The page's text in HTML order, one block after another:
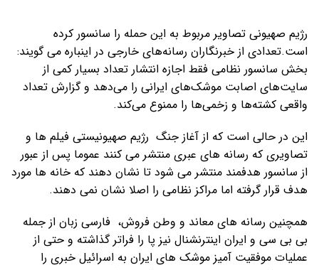
رژیم صهیونی تصاویر مربوط به این حمله را سانسور کرده
است.تعدادی از خبرنگاران رسانه‌های خارجی در اینباره می گویند:
بخش سانسور نظامی فقط اجازه انتشار تعداد بسیار کمی از
سایت‌های اصابت موشک‌های ایرانی را می‌دهد و گزارش تعداد
واقعی کشته‌ها و زخمی‌ها را ممنوع می‌کند.
این در حالی است که از آغاز جنگ رژیم صهیونیستی فیلم ها و
تصاویری که رسانه های عبری منتشر می کنند عموما پس از عبور
از سانسور هدفمند منتشر می شود تا نشان دهند که خانه ها مورد
هدف قرار گرفته اما مراکز نظامی را اصلا نشان نمی دهند.
همچنین رسانه های معاند و وطن فروش، فارسی زبان از جمله
بی بی سی و ایران اینترنشنال نیز پا را فراتر گذاشته و حتی از
عملیات موفقیت آمیز موشک های ایران به اسرائیل خبری را